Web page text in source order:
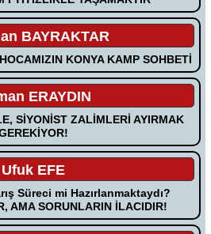
BAYRAKTAR
KONYA KAMP SOHBETİ
ERAYDIN
SİYONİST ZALİMLERİ AYIRMAK
Ufuk EFE
Süreci mi Hazırlanmaktaydı?
AMA SORUNLARIN İLACIDIR!